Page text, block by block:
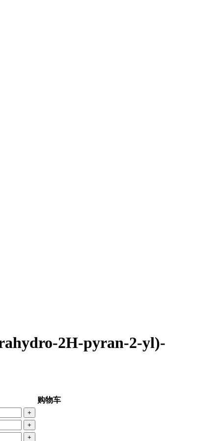
2H-pyran-2-yl)-
购物车
+
+
+